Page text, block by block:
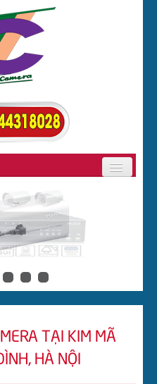
SẢN PHẨM
CHUÔNG CỬA CÓ HÌNH
TẠI KIM MÃ
HÀ NỘI